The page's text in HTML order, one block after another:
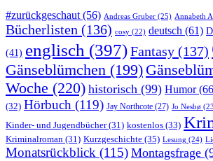
#zurückgeschaut (56) Andreas Gruber (25) Annabeth
Bücherlisten (136) cosy (22) deutsch (61)
(41) englisch (397)Fantasy (137)
Gänseblümchen (199)
Woche (220) historisch (99) Humor
(32) Hörbuch (119) Jay Northcote (27) Jo Nesbø
Kinder- und Jugendbücher(31) kostenlos (33)
Kriminalroman (31) Kurzgeschichte (35) Lesung (24)
Monatsrückblick (115) Montagsfrage